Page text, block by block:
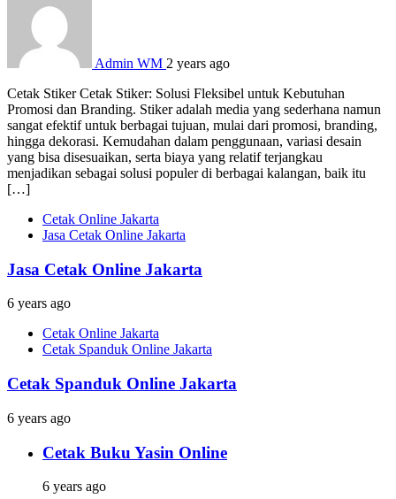
Admin WM 2 years ago
Cetak Stiker Cetak Stiker: Solusi Fleksibel untuk Kebutuhan
Promosi dan Branding. Stiker adalah media yang sederhana namun
sangat efektif untuk berbagai tujuan, mulai dari promosi, branding,
hingga dekorasi. Kemudahan dalam penggunaan, variasi desain
yang bisa disesuaikan, serta biaya yang relatif terjangkau
menjadikan sebagai solusi populer di berbagai kalangan, baik itu
[…]
Cetak Online Jakarta
Jasa Cetak Online Jakarta
Jasa Cetak Online Jakarta
6 years ago
Cetak Online Jakarta
Cetak Spanduk Online Jakarta
Cetak Spanduk Online Jakarta
6 years ago
Cetak Buku Yasin Online
6 years ago